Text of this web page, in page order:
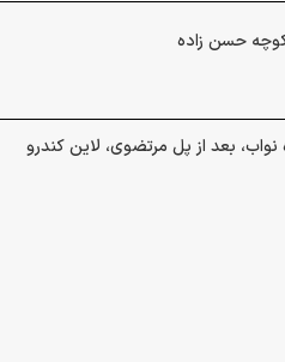
بعد از پل مرتضوی، لاین کندرو